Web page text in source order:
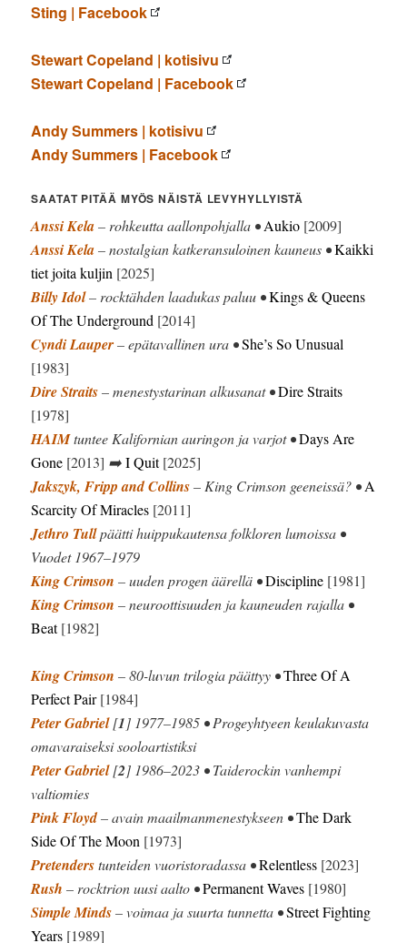
Sting | Facebook
Stewart Copeland | kotisivu
Stewart Copeland | Facebook
Andy Summers | kotisivu
Andy Summers | Facebook
SAATAT PITÄÄ MYÖS NÄISTÄ LEVYHYLLYISTÄ
Anssi Kela– rohkeutta aallonpohjalla •Aukio [2009]
Anssi Kela– nostalgian katkeransuloinen kauneus •Kaikki
tiet joita kuljin [2025]
Billy Idol– rocktähden laadukas paluu •Kings & Queens
Of The Underground [2014]
Cyndi Lauper– epätavallinen ura •She’s So Unusual
[1983]
Dire Straits– menestystarinan alkusanat •Dire Straits
[1978]
HAIMtuntee Kalifornian auringon ja varjot •Days Are
Gone [2013] ➡️I Quit[2025]
Jakszyk, Fripp and Collins– King Crimson geeneissä? •A
Scarcity Of Miracles [2011]
Jethro Tullpäätti huippukautensa folkloren lumoissa •
Vuodet 1967–1979
King Crimson – uuden progen äärellä •Discipline [1981]
King Crimson – neuroottisuuden ja kauneuden rajalla •
Beat[1982]
King Crimson – 80-luvun trilogia päättyy •Three Of A
Perfect Pair[1984]
Peter Gabriel[1] 1977–1985 • Progeyhtyeen keulakuvasta
omavaraiseksi sooloartistiksi
Peter Gabriel[2] 1986–2023 • Taiderockin vanhempi
valtiomies
Pink Floyd– avain maailmanmenestykseen •The Dark
Side Of The Moon [1973]
Pretenderstunteiden vuoristoradassa •Relentless [2023]
Rush – rocktrion uusi aalto •Permanent Waves [1980]
Simple Minds– voimaa ja suurta tunnetta •Street Fighting
Years [1989]